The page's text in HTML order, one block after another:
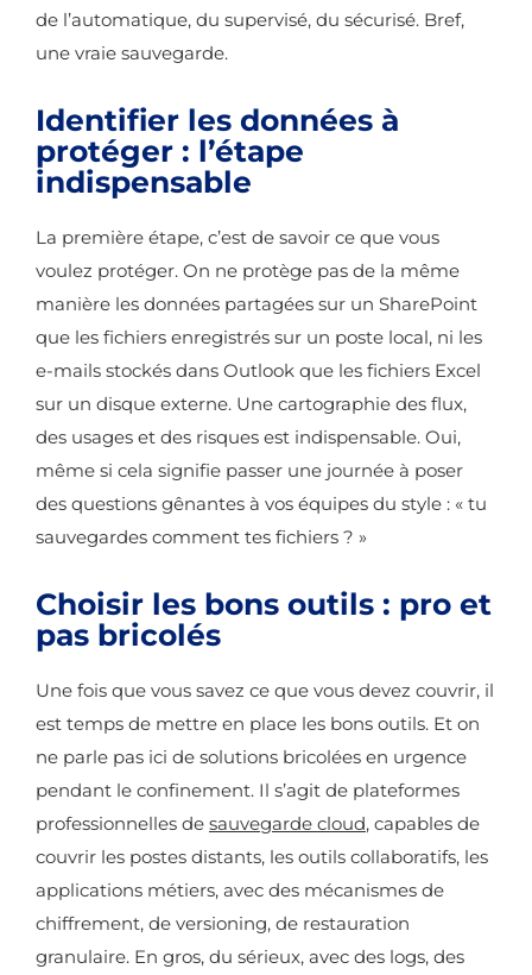
de l’automatique, du supervisé, du sécurisé. Bref,
une vraie sauvegarde.
Identifier les données à
protéger : l’étape
indispensable
La première étape, c’est de savoir ce que vous
voulez protéger. On ne protège pas de la même
manière les données partagées sur un SharePoint
que les fichiers enregistrés sur un poste local, ni les
e-mails stockés dans Outlook que les fichiers Excel
sur un disque externe. Une cartographie des flux,
des usages et des risques est indispensable. Oui,
même si cela signifie passer une journée à poser
des questions gênantes à vos équipes du style : « tu
sauvegardes comment tes fichiers ? »
Choisir les bons outils : pro et
pas bricolés
Une fois que vous savez ce que vous devez couvrir, il
est temps de mettre en place les bons outils. Et on
ne parle pas ici de solutions bricolées en urgence
pendant le confinement. Il s’agit de plateformes
professionnelles de sauvegarde cloud, capables de
couvrir les postes distants, les outils collaboratifs, les
applications métiers, avec des mécanismes de
chiffrement, de versioning, de restauration
granulaire. En gros, du sérieux, avec des logs, des